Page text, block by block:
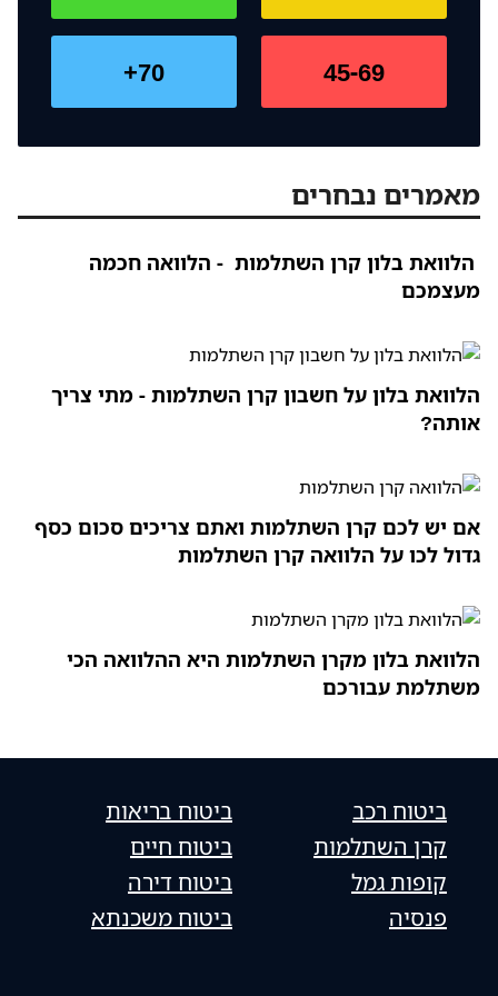
45-69
70+
מאמרים נבחרים
הלוואת בלון קרן השתלמות - הלוואה חכמה
מעצמכם
הלוואת בלון על חשבון קרן השתלמות - מתי צריך
אותה?
אם יש לכם קרן השתלמות ואתם צריכים סכום כסף
גדול לכו על הלוואה קרן השתלמות
הלוואת בלון מקרן השתלמות היא ההלוואה הכי
משתלמת עבורכם
ביטוח רכב
קרן השתלמות
קופות גמל
פנסיה
ביטוח בריאות
ביטוח חיים
ביטוח דירה
ביטוח משכנתא